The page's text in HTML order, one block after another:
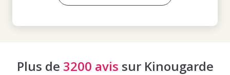
Plus de 3200 avis sur Kinougarde